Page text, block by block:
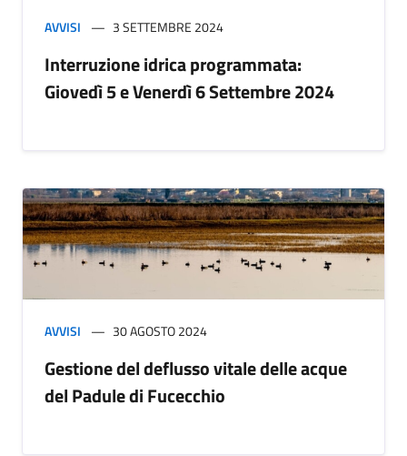
AVVISI 3 SETTEMBRE 2024
Interruzione idrica programmata:
Giovedì 5 e Venerdì 6 Settembre 2024
AVVISI 30 AGOSTO 2024
Gestione del deflusso vitale delle acque
del Padule di Fucecchio